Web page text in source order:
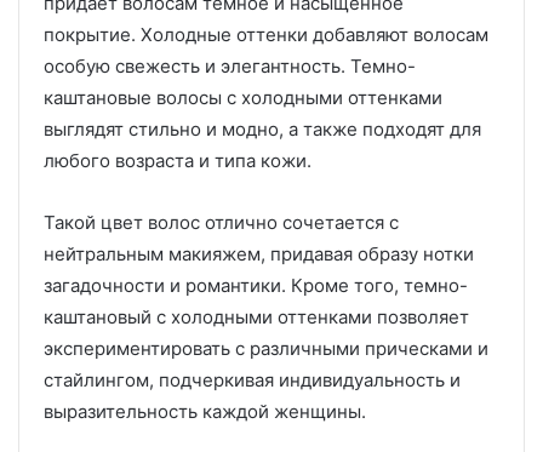
покрытие. Холодные оттенки добавляют волосам
особую свежесть и элегантность. Темно-
каштановые волосы с холодными оттенками
выглядят стильно и модно, а также подходят для
любого возраста и типа кожи.
Такой цвет волос отлично сочетается с
нейтральным макияжем, придавая образу нотки
загадочности и романтики. Кроме того, темно-
каштановый с холодными оттенками позволяет
экспериментировать с различными прическами и
стайлингом, подчеркивая индивидуальность и
выразительность каждой женщины.